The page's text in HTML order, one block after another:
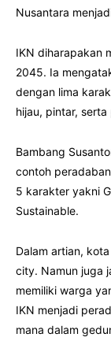
Nusantara
IKN diharapakan
2045. Ia
dengan lima
hijau, pintar,
Bambang
contoh
5 karakter yakni
Sustainable.
Dalam artian,
city. Namun juga
memiliki warga
IKN menjadi
mana dalam